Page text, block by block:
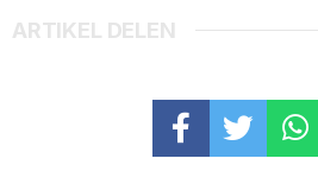
ARTIKEL DELEN